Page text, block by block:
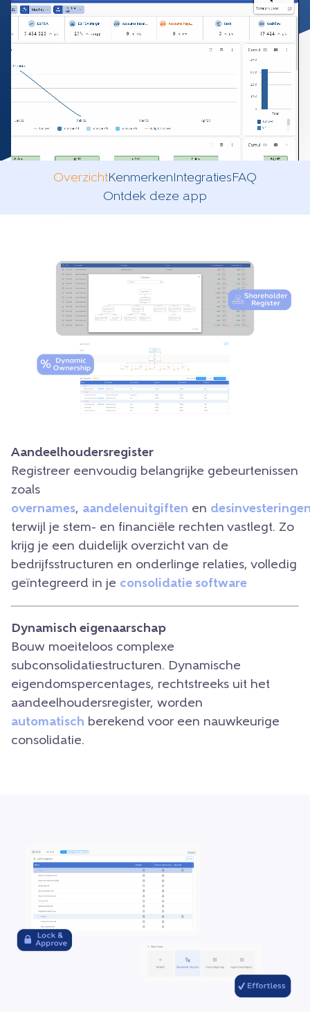
OverzichtKenmerkenIntegratiesFAQ
Ontdek deze app
Aandeelhoudersregister
Registreer eenvoudig belangrijke gebeurtenissen
zoals
overnames, aandelenuitgiften en
terwijl je stem- en financiële rechten vastlegt. Zo
krijg je een duidelijk overzicht van de
bedrijfsstructuren en onderlinge relaties, volledig
geïntegreerd in je consolidatie software
Dynamisch eigenaarschap
Bouw moeiteloos complexe
subconsolidatiestructuren. Dynamische
eigendomspercentages, rechtstreeks uit het
aandeelhoudersregister, worden
automatisch berekend voor een nauwkeurige
consolidatie.